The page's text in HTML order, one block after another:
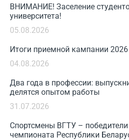
ВНИМАНИЕ! Заселение
университета!
05.08.2026
Итоги приемной кампании
04.08.2026
Два года в профессии:
делятся опытом работы
31.07.2026
Спортсмены ВГТУ –
чемпионата Республики